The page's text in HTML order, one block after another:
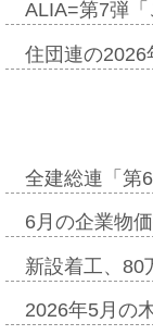
ALIA=第7弾
住団連の
全建総連「第
6月の企業物
新設着工、
2026年5月の